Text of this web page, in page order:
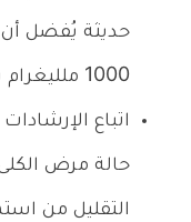
حديثة يُفضل أن
1000 ملليغرام يوميًا.
اتباع
حالة مرض
التقليل من